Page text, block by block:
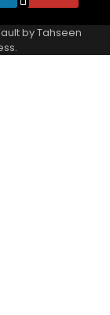
byTahseen
.